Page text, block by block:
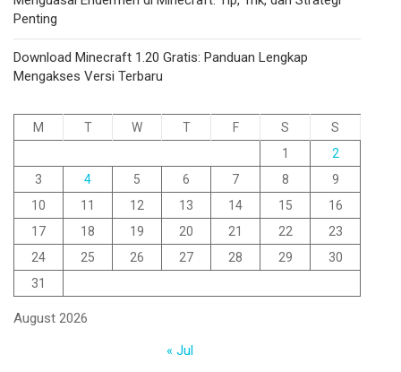
Penting
Download Minecraft 1.20 Gratis: Panduan Lengkap
Mengakses Versi Terbaru
August 2026
M T W T F S
S
1
2
3
4 5 6 7 8
9
10
11 12 13 14 15
16
17
18 19 20 21 22
23
24
25 26 27 28 29
30
31
« Jul